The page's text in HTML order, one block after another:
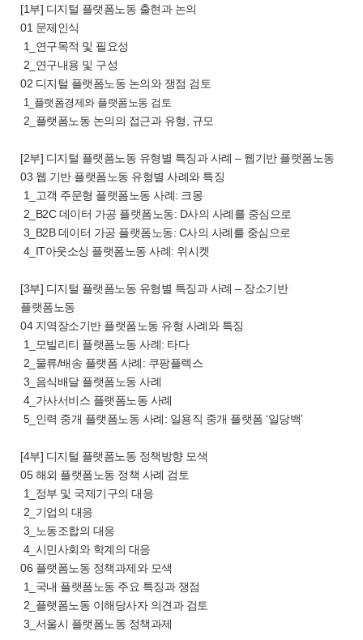
[1부] 디지털 플랫폼노동 출현과 논의
01 문제인식
1_연구목적 및 필요성
2_연구내용 및 구성
02 디지털 플랫폼노동 논의와 쟁점 검토
1_플랫폼경제와 플랫폼노동 검토
2_플랫폼노동 논의의 접근과 유형, 규모
[2부] 디지털 플랫폼노동 유형별 특징과 사례 – 웹기반 플랫폼노동
03 웹 기반 플랫폼노동 유형별 사례와 특징
1_고객 주문형 플랫폼노동 사례: 크몽
2_B2C 데이터 가공 플랫폼노동: D사의 사례를 중심으로
3_B2B 데이터 가공 플랫폼노동: C사의 사례를 중심으로
4_IT아웃소싱 플랫폼노동 사례: 위시켓
[3부] 디지털 플랫폼노동 유형별 특징과 사례 – 장소기반
플랫폼노동
04 지역장소기반 플랫폼노동 유형 사례와 특징
1_모빌리티 플랫폼노동 사례: 타다
2_물류/배송 플랫폼 사례: 쿠팡플렉스
3_음식배달 플랫폼노동 사례
4_가사서비스 플랫폼노동 사례
5_인력 중개 플랫폼노동 사례: 일용직 중개 플랫폼 ‘일당백’
[4부] 디지털 플랫폼노동 정책방향 모색
05 해외 플랫폼노동 정책 사례 검토
1_정부 및 국제기구의 대응
2_기업의 대응
3_노동조합의 대응
4_시민사회와 학계의 대응
06 플랫폼노동 정책과제와 모색
1_국내 플랫폼노동 주요 특징과 쟁점
2_플랫폼노동 이해당사자 의견과 검토
3_서울시 플랫폼노동 정책과제